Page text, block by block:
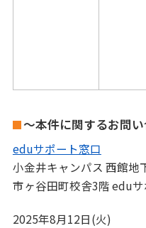
～本件に関するお問
eduサポート窓口
小金井キャンパス 西館地
市ヶ谷田町校舎3階 edu
2025年8月12日(火)